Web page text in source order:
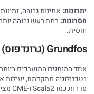
יתרונות: אמינות גבוהה,
חסרונות: רמת רעש גבוהה
יחסית.
Grundfos (גרונדפוס) – דנמרק
אחד המותגים המוערכים
בטכנולוגיה מתקדמת, יעילות
סדרות כמו Scala2 ו-CME מציעות בקרה אלקטרונית חכמה.